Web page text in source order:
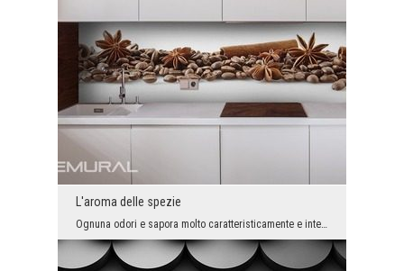
L'aroma delle spezie